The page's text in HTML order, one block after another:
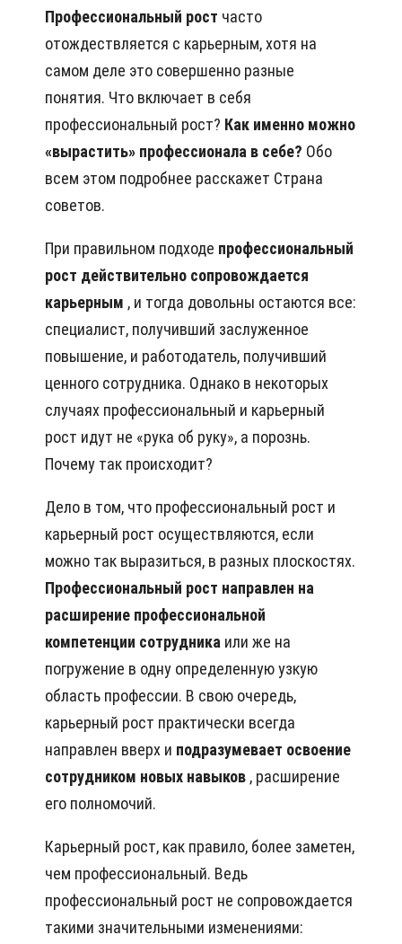
Профессиональный рост часто
отождествляется с карьерным, хотя на
самом деле это совершенно разные
понятия. Что включает в себя
профессиональный рост? Как именно можно
«вырастить» профессионала в себе? Обо
всем этом подробнее расскажет Страна
советов.
При правильном подходе профессиональный
рост действительно сопровождается
карьерным , и тогда довольны остаются все:
специалист, получивший заслуженное
повышение, и работодатель, получивший
ценного сотрудника. Однако в некоторых
случаях профессиональный и карьерный
рост идут не «рука об руку», а порознь.
Почему так происходит?
Дело в том, что профессиональный рост и
карьерный рост осуществляются, если
можно так выразиться, в разных плоскостях.
Профессиональный рост направлен на
расширение профессиональной
компетенции сотрудника или же на
погружение в одну определенную узкую
область профессии. В свою очередь,
карьерный рост практически всегда
направлен вверх и подразумевает освоение
сотрудником новых навыков , расширение
его полномочий.
Карьерный рост, как правило, более заметен,
чем профессиональный. Ведь
профессиональный рост не сопровождается
такими значительными изменениями: